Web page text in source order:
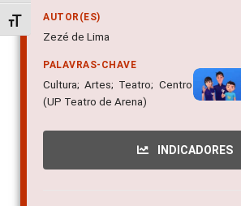
Alternar tamanho da fonte
AUTOR(ES)
Zezé de Lima
PALAVRAS-CHAVE
Cultura; Artes; Teatro; Centro de
(UP Teatro de Arena)
INDICADORES